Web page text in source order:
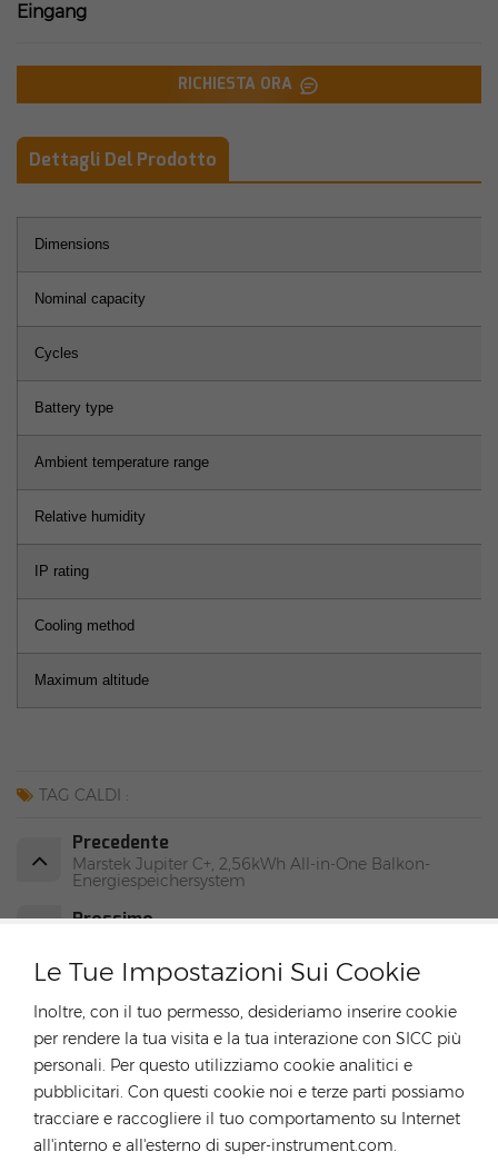
Le Tue Impostazioni Sui Cookie
Inoltre, con il tuo permesso, desideriamo inserire cookie
per rendere la tua visita e la tua interazione con SICC più
personali. Per questo utilizziamo cookie analitici e
pubblicitari. Con questi cookie noi e terze parti possiamo
tracciare e raccogliere il tuo comportamento su Internet
all'interno e all'esterno di super-instrument.com.
Eingang
RICHIESTA ORA
Dettagli Del Prodotto
Dimensions
Nominal capacity
Cycles
Battery type
Ambient temperature range
Relative humidity
IP rating
Cooling method
Maximum altitude
TAG CALDI :
Precedente
Marstek Jupiter C+, 2,56kWh All-in-One Balkon-
Energiespeichersystem
Prossimo
LASCIATE UN MESSAGGIO
Se hai esigenze di acquisto o problemi tecnici puoi
compilare il seguente modulo e ti contatteremo al più
Soggetto :